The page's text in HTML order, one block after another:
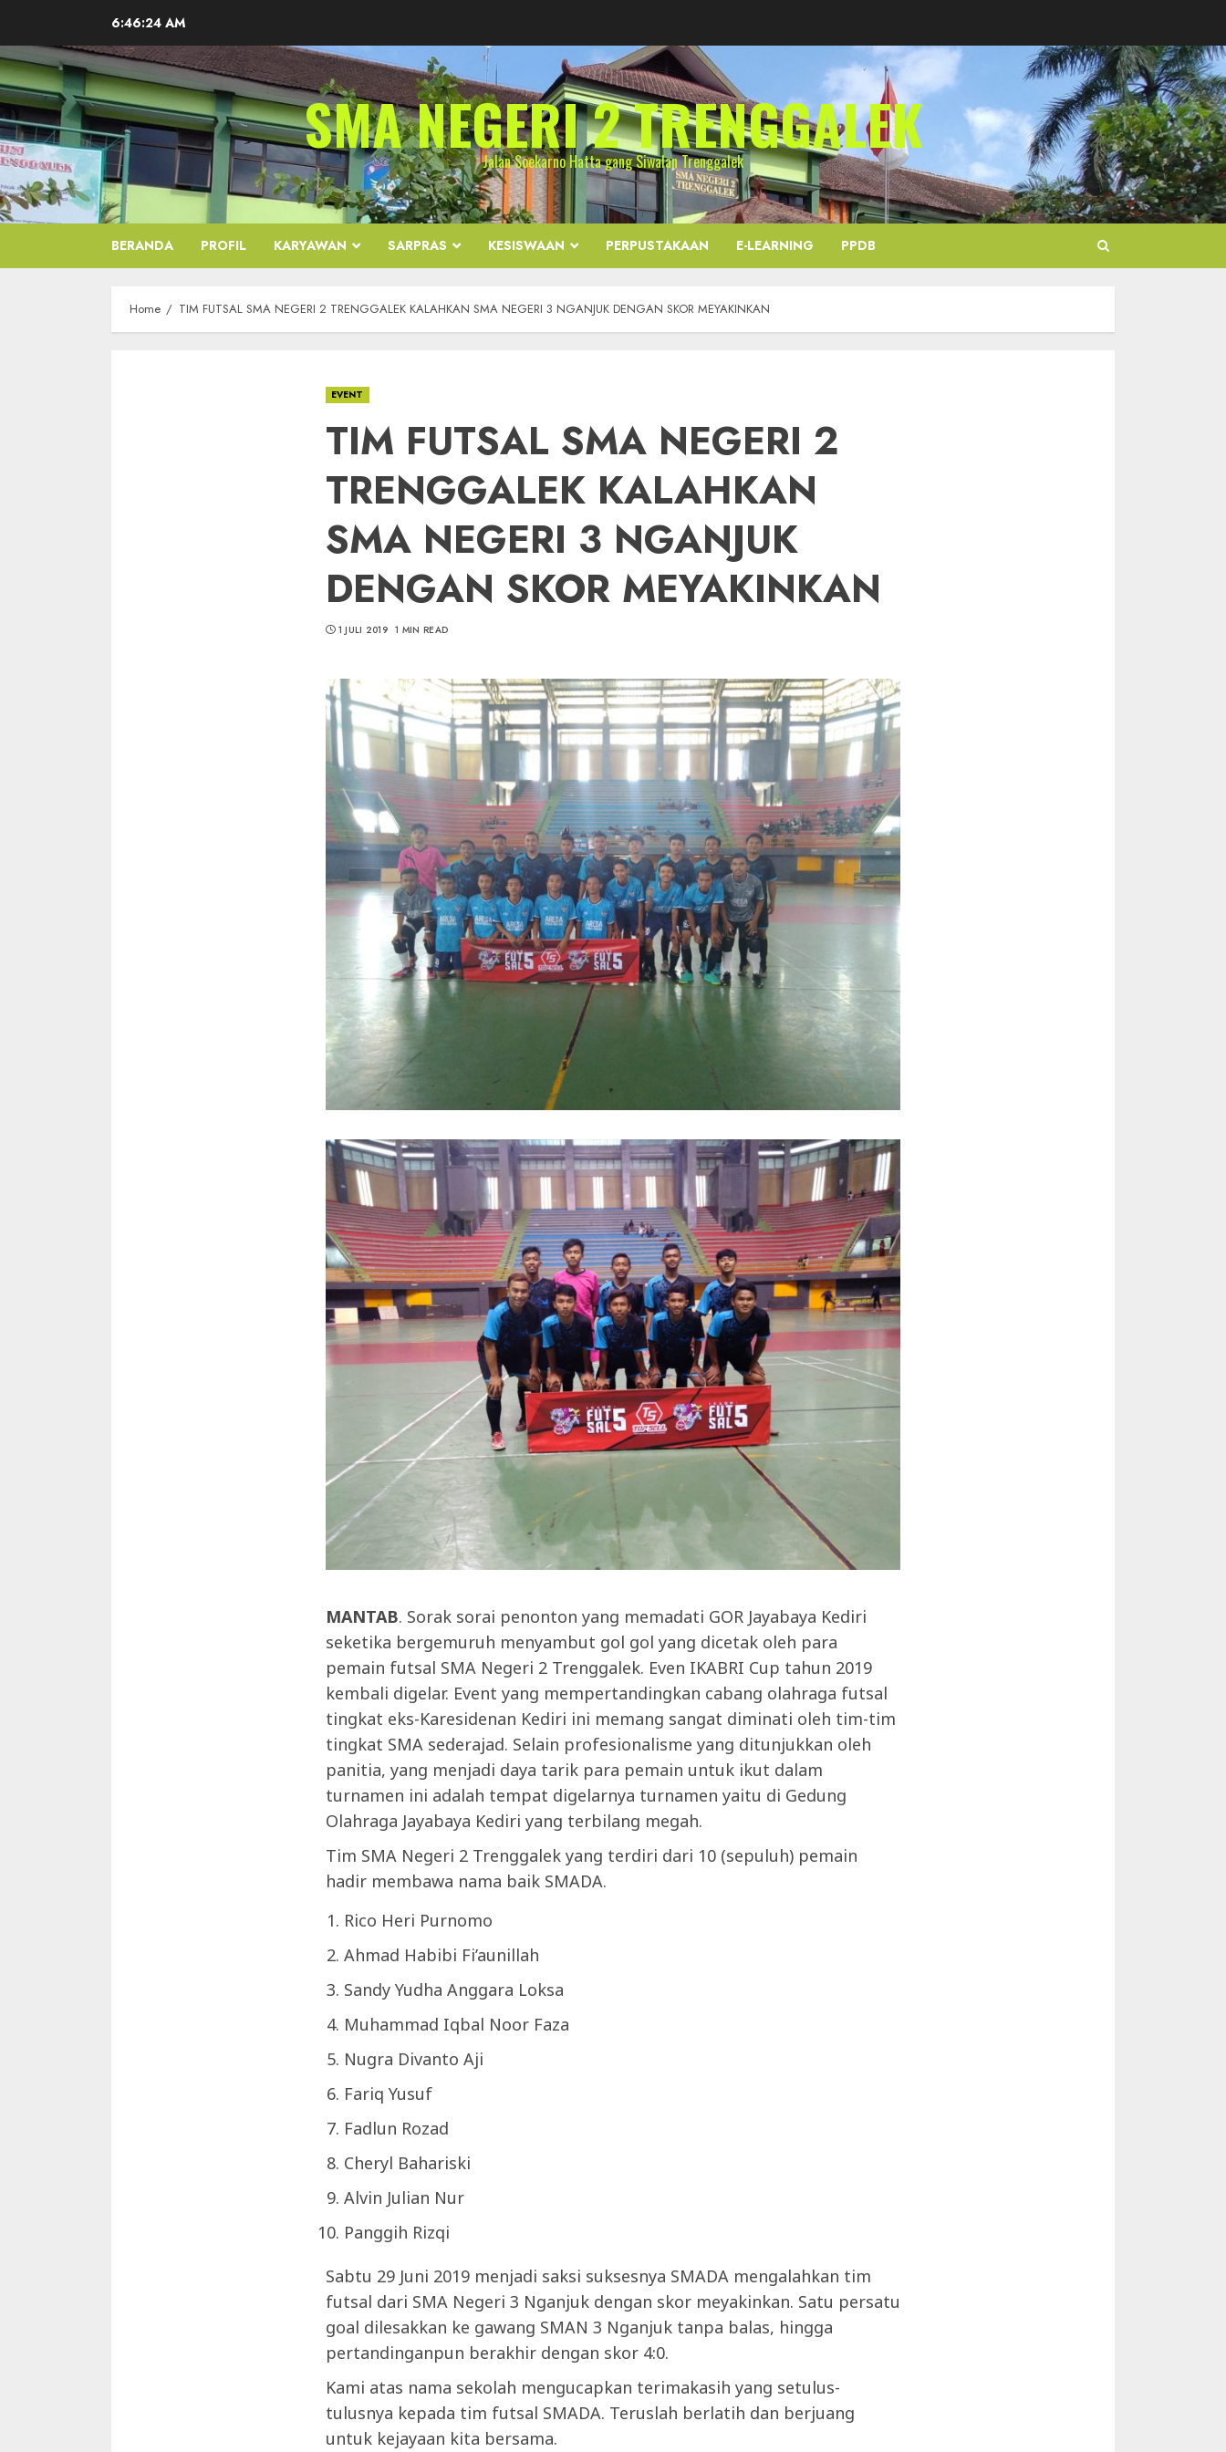
content
6:46:25 AM
SMA NEGERI 2 TRENGGALEK
Jalan Soekarno Hatta gang Siwalan Trenggalek
BERANDA PROFIL KARYAWAN SARPRAS KESISWAAN PERPUSTAKAAN E-LEARNING PPDB
Home TIM FUTSAL SMA NEGERI 2 TRENGGALEK KALAHKAN SMA NEGERI 3 NGANJUK DENGAN SKOR MEYAKINKAN
EVENT
TIM FUTSAL SMA NEGERI 2
TRENGGALEK KALAHKAN
SMA NEGERI 3 NGANJUK
DENGAN SKOR MEYAKINKAN
1 JULI 2019 1 MIN READ
MANTAB. Sorak sorai penonton yang memadati GOR Jayabaya Kediri
seketika bergemuruh menyambut gol gol yang dicetak oleh para
pemain futsal SMA Negeri 2 Trenggalek. Even IKABRI Cup tahun 2019
kembali digelar. Event yang mempertandingkan cabang olahraga futsal
tingkat eks-Karesidenan Kediri ini memang sangat diminati oleh tim-tim
tingkat SMA sederajad. Selain profesionalisme yang ditunjukkan oleh
panitia, yang menjadi daya tarik para pemain untuk ikut dalam
turnamen ini adalah tempat digelarnya turnamen yaitu di Gedung
Olahraga Jayabaya Kediri yang terbilang megah.
Tim SMA Negeri 2 Trenggalek yang terdiri dari 10 (sepuluh) pemain
hadir membawa nama baik SMADA.
Rico Heri Purnomo
Ahmad Habibi Fi’aunillah
Sandy Yudha Anggara Loksa
Muhammad Iqbal Noor Faza
Nugra Divanto Aji
Fariq Yusuf
Fadlun Rozad
Cheryl Bahariski
Alvin Julian Nur
Panggih Rizqi
Sabtu 29 Juni 2019 menjadi saksi suksesnya SMADA mengalahkan tim
futsal dari SMA Negeri 3 Nganjuk dengan skor meyakinkan. Satu persatu
goal dilesakkan ke gawang SMAN 3 Nganjuk tanpa balas, hingga
pertandinganpun berakhir dengan skor 4:0.
Kami atas nama sekolah mengucapkan terimakasih yang setulus-
tulusnya kepada tim futsal SMADA. Teruslah berlatih dan berjuang
untuk kejayaan kita bersama.